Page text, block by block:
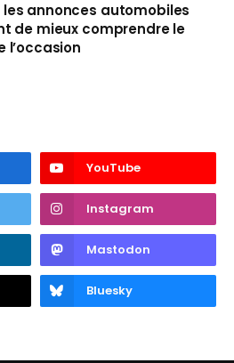
annonces automobiles
de mieux comprendre le
l’occasion
YouTube
Instagram
Mastodon
Bluesky